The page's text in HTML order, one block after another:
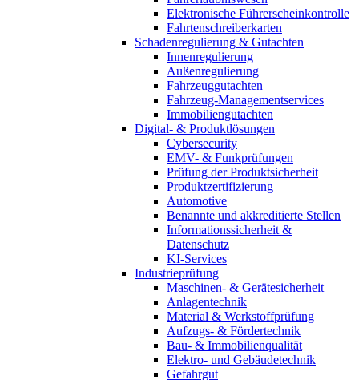
Elektronische Führerscheinkontrolle
Fahrtenschreiberkarten
Schadenregulierung & Gutachten
Innenregulierung
Außenregulierung
Fahrzeuggutachten
Fahrzeug-Managementservices
Immobiliengutachten
Digital- & Produktlösungen
Cybersecurity
EMV- & Funkprüfungen
Prüfung der Produktsicherheit
Produktzertifizierung
Automotive
Benannte und akkreditierte Stellen
Informationssicherheit &
Datenschutz
KI-Services
Industrieprüfung
Maschinen- & Gerätesicherheit
Anlagentechnik
Material & Werkstoffprüfung
Aufzugs- & Fördertechnik
Bau- & Immobilienqualität
Elektro- und Gebäudetechnik
Gefahrgut